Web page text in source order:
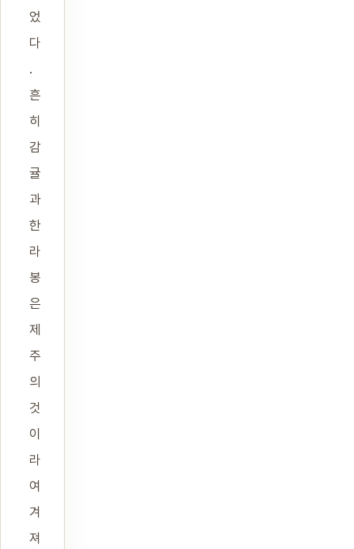
었
다
.
흔
히
감
귤
과
한
라
봉
은
제
주
의
것
이
라
여
겨
져